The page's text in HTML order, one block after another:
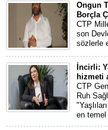
Ongun
Borçla
CTP
son
sözlerle
İncirli:
hizmeti
CTP
Ruh
en